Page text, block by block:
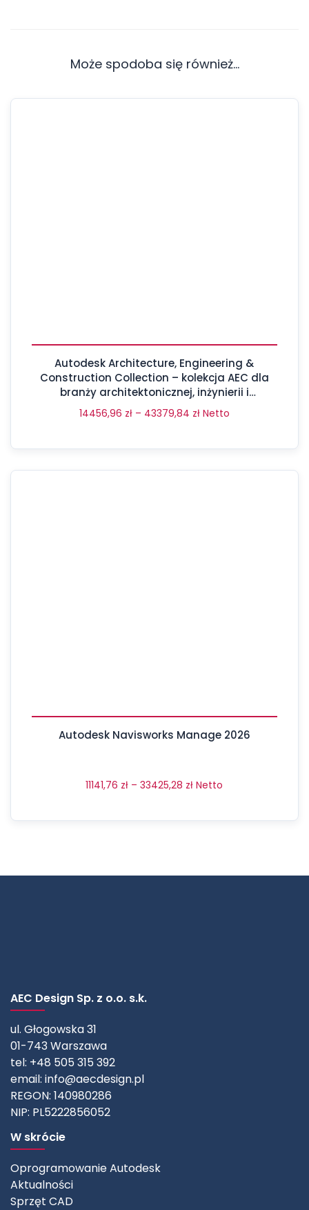
Może spodoba się również…
Autodesk Architecture, Engineering &
Construction Collection – kolekcja AEC dla
branży architektonicznej, inżynierii i
budownictwa
14456,96 zł – 43379,84 zł Netto
Autodesk Navisworks Manage 2026
11141,76 zł – 33425,28 zł Netto
AEC Design Sp. z o.o. s.k.
ul. Głogowska 31
01-743 Warszawa
tel: +48 505 315 392
email: info@aecdesign.pl
REGON: 140980286
NIP: PL5222856052
W skrócie
Oprogramowanie Autodesk
Aktualności
Sprzęt CAD